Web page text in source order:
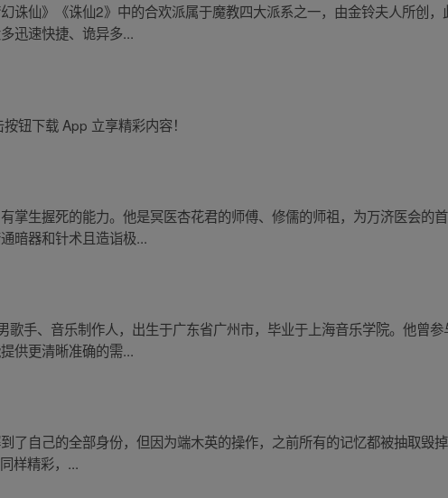
诛仙》《诛仙2》中的合欢派属于魔教四大派系之一，由金铃夫人所创，
迅速快捷、诡异多...
钮下载 App 立享精彩内容！
掌生握死的能力。他是冥医杏花君的师傅、修儒的师祖，为万济医会的
暗器和针术且造诣极...
歌手、音乐制作人，出生于广东省广州市，毕业于上海音乐学院。他曾参
供更清晰准确的需...
了自己的全部身份，但因为端木英的操作，之前所有的记忆都被抽取毁
样精彩，...